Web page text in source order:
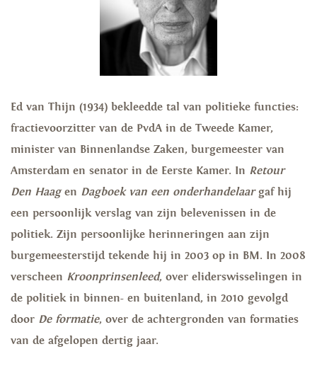
Ed van Thijn (1934) bekleedde tal van politieke functies:
fractievoorzitter van de PvdA in de Tweede Kamer,
minister van Binnenlandse Zaken, burgemeester van
Amsterdam en senator in de Eerste Kamer. In Retour
Den Haagen Dagboek van een onderhandelaargaf hij
een persoonlijk verslag van zijn belevenissen in de
politiek. Zijn persoonlijke herinneringen aan zijn
burgemeesterstijd tekende hij in 2003 op in BM. In 2008
verscheen Kroonprinsenleed, over eliderswisselingen in
de politiek in binnen- en buitenland, in 2010 gevolgd
door De formatie, over de achtergronden van formaties
van de afgelopen dertig jaar.